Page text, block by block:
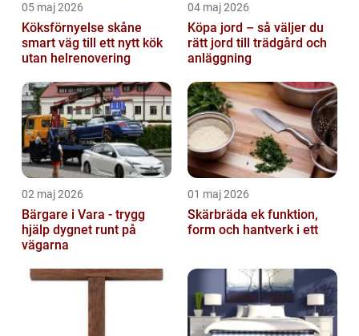
05 maj 2026
Köksförnyelse skåne
smart väg till ett nytt kök
utan helrenovering
04 maj 2026
Köpa jord – så väljer du
rätt jord till trädgård och
anläggning
02 maj 2026
Bärgare i Vara - trygg
hjälp dygnet runt på
vägarna
01 maj 2026
Skärbräda ek funktion,
form och hantverk i ett